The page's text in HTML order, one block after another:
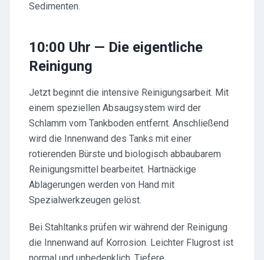
Sedimenten.
10:00 Uhr — Die eigentliche
Reinigung
Jetzt beginnt die intensive Reinigungsarbeit. Mit
einem speziellen Absaugsystem wird der
Schlamm vom Tankboden entfernt. Anschließend
wird die Innenwand des Tanks mit einer
rotierenden Bürste und biologisch abbaubarem
Reinigungsmittel bearbeitet. Hartnäckige
Ablagerungen werden von Hand mit
Spezialwerkzeugen gelöst.
Bei Stahltanks prüfen wir während der Reinigung
die Innenwand auf Korrosion. Leichter Flugrost ist